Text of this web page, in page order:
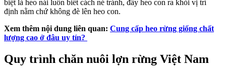
biệt là heo nái luôn biết cách né tránh, đẩy heo con ra khỏi vị trí
định nằm chứ không đè lên heo con.
Xem thêm nội dung liên quan: Cung cấp heo rừng giống chất
lượng cao ở đâu uy tín?
Quy trình chăn nuôi lợn rừng Việt Nam